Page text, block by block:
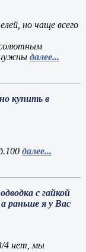
но чаще всего
нужны далее...
купить в
далее...
с гайкой
раньше я у Вас
4 нет, мы